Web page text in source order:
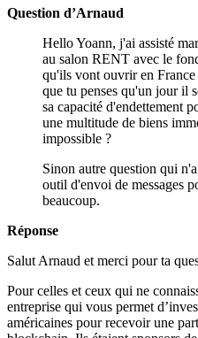
Question d’Arnaud
Hello Yoann, j'ai assisté
au salon RENT avec le
qu'ils vont ouvrir en
que tu penses qu'un jour il
sa capacité d'endettement
une multitude de biens
impossible ?
Sinon autre question qui
outil d'envoi de messages
beaucoup.
Réponse
Salut Arnaud et merci pour ta
Pour celles et ceux qui ne
entreprise qui vous permet
américaines pour recevoir une